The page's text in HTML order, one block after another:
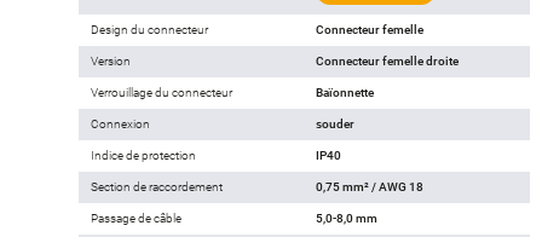
Design du connecteur Connecteur femelle
Version Connecteur femelle droite
Verrouillage du connecteur Baïonnette
Connexion souder
Indice de protection IP40
Section de raccordement 0,75 mm² / AWG 18
Passage de câble 5,0-8,0 mm